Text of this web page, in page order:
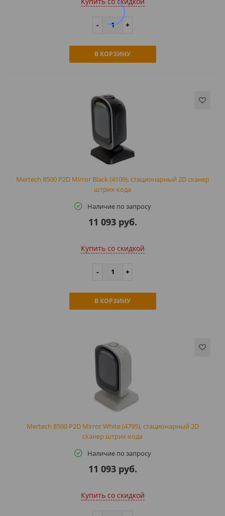
В КОРЗИНУ
Mertech 8500 P2D Mirror Black (4109), стационарный 2D сканер
штрих-кода
Наличие по запросу
11 093 руб.
Купить cо скидкой
В КОРЗИНУ
Mertech 8500 P2D Mirror White (4795), стационарный 2D
сканер штрих-кода
Наличие по запросу
11 093 руб.
Купить cо скидкой